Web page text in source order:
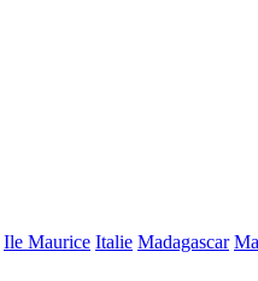
Ile Maurice Italie Madagascar